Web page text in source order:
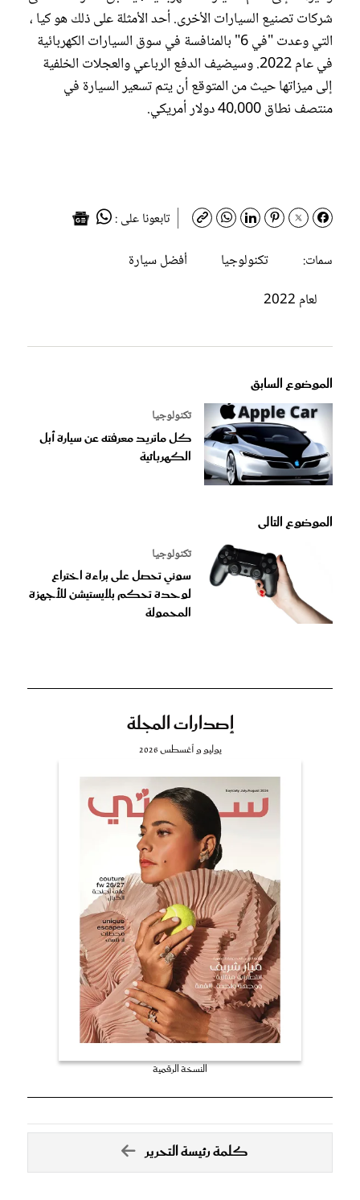
شركات تصنيع السيارات الأخرى. أحد الأمثلة على ذلك هو كيا ،
التي وعدت "في 6" بالمنافسة في سوق السيارات الكهربائية
في عام 2022. وسيضيف الدفع الرباعي والعجلات الخلفية
إلى ميزاتها حيث من المتوقع أن يتم تسعير السيارة في
منتصف نطاق 40،000 دولار أمريكي.
تابعونا على :
سمات:
تكنولوجيا
أفضل سيارة
لعام 2022
الموضوع السابق
تكنولوجيا
كل ماتريد معرفته عن سيارة أبل
الكهربائية
الموضوع التالى
تكنولوجيا
سوني تحصل على براءة اختراع
لوحدة تحكم بلايستيشن للأجهزة
المحمولة
إصدارات المجلة
يوليو و أغسطس 2026
النسخة الرقمية
كلمة رئيسة التحرير